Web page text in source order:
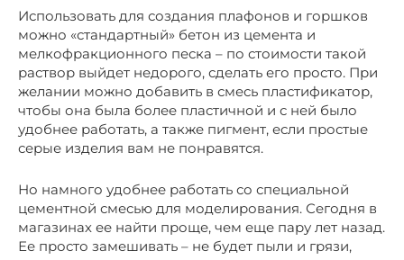
Использовать для создания плафонов и горшков
можно «стандартный» бетон из цемента и
мелкофракционного песка – по стоимости такой
раствор выйдет недорого, сделать его просто. При
желании можно добавить в смесь пластификатор,
чтобы она была более пластичной и с ней было
удобнее работать, а также пигмент, если простые
серые изделия вам не понравятся.
Но намного удобнее работать со специальной
цементной смесью для моделирования. Сегодня в
магазинах ее найти проще, чем еще пару лет назад.
Ее просто замешивать – не будет пыли и грязи,